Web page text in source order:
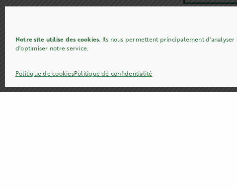
Notre site utilise des cookies. Ils nous permettent principalement
d'optimiser notre service.
Politique de cookiesPolitique de confidentialité